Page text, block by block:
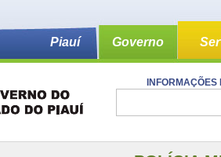
Piauí Governo